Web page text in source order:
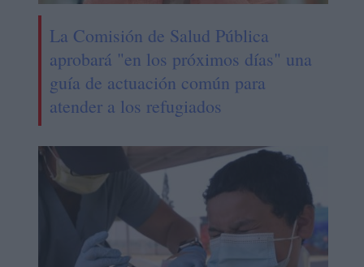
La Comisión de Salud Pública
aprobará "en los próximos días" una
guía de actuación común para
atender a los refugiados